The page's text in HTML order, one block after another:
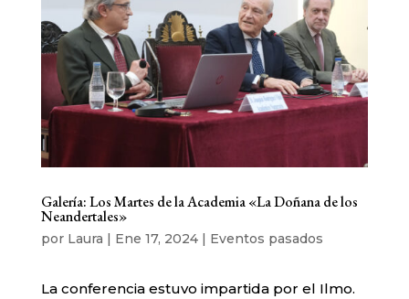
Galería: Los Martes de la Academia «La Doñana de los
Neandertales»
por Laura | Ene 17, 2024| Eventos pasados
La conferencia estuvo impartida por el Ilmo.